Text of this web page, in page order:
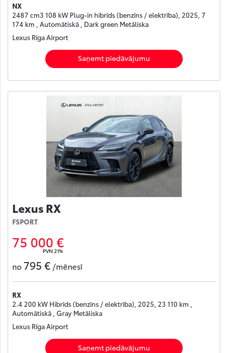
NX
2487 cm3 108 kW Plug-in hibrīds (benzīns / elektrība), 2025, 7
174 km , Automātiskā , Dark green Metāliska
Lexus Rīga Airport
Saņemt piedāvājumu
Lexus RX
FSPORT
75 000 €
PVN 21%
no 795 € /mēnesī
RX
2.4 200 kW Hibrīds (benzīns / elektrība), 2025, 23 110 km ,
Automātiskā , Gray Metāliska
Lexus Rīga Airport
Saņemt piedāvājumu